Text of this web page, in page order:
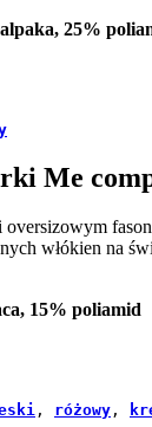
25%
Me
włókien na
15% poliamid
, różowy ,